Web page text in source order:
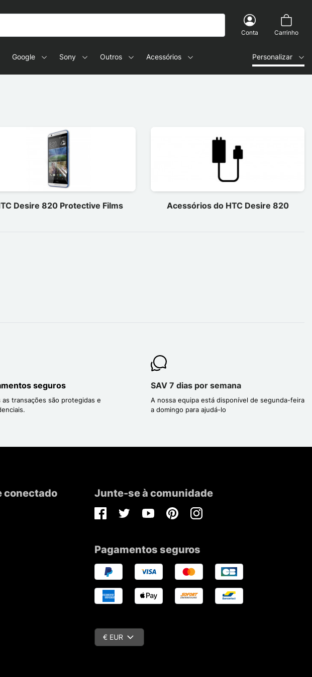
Conta Carrinho
Google Sony Outros Acessórios Personalizar
Desire 820 Protective Films Acessórios do HTC Desire 820
seguros
as transações são protegidas e
SAV 7 dias por semana
A nossa equipa está disponível de segunda-feira
a domingo para ajudá-lo
conectado Junte-se à comunidade
FacebookTwitterYoutubePinterestInstagram
Pagamentos seguros
€ EUR